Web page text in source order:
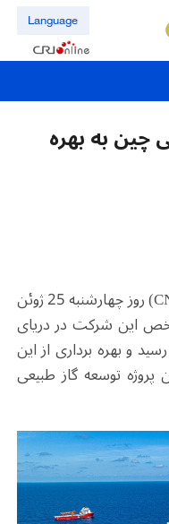
Language
چین به بهره
شرکت ملی نفت دریایی چین (CNOOC) روز چهارشنبه 25 ژوئن
این شرکت در دریای
و بهره برداری از این
پروژه توسعه گاز طبیعی